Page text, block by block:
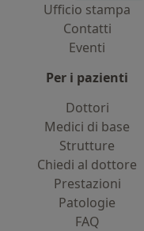
Ufficio stampa
Contatti
Eventi
Per i pazienti
Dottori
Medici di base
Strutture
Chiedi al dottore
Prestazioni
Patologie
FAQ